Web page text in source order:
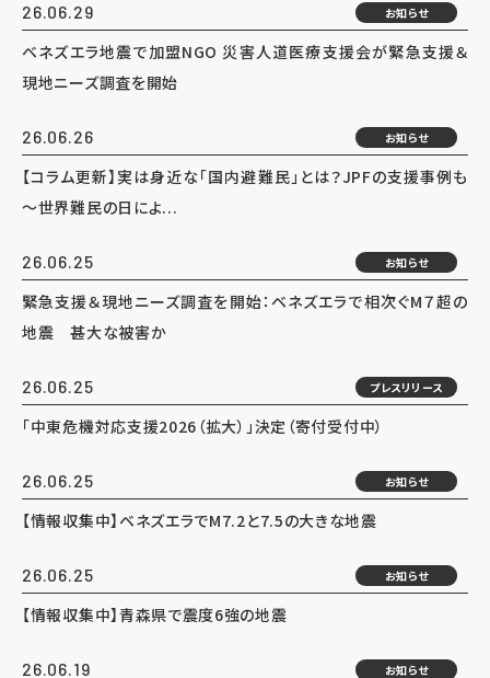
26.06.29 お知らせ
ベネズエラ地震で加盟NGO 災害人道医療支援会が緊急支援＆
現地ニーズ調査を開始
26.06.26 お知らせ
【コラム更新】実は身近な「国内避難民」とは？JPFの支援事例も
～世界難民の日によ...
26.06.25 お知らせ
緊急支援＆現地ニーズ調査を開始：ベネズエラで相次ぐM７超の
地震 甚大な被害か
26.06.25 プレスリリース
「中東危機対応支援2026（拡大）」決定（寄付受付中）
26.06.25 お知らせ
【情報収集中】ベネズエラでM7.2と7.5の大きな地震
26.06.25 お知らせ
【情報収集中】青森県で震度6強の地震
26.06.19 お知らせ